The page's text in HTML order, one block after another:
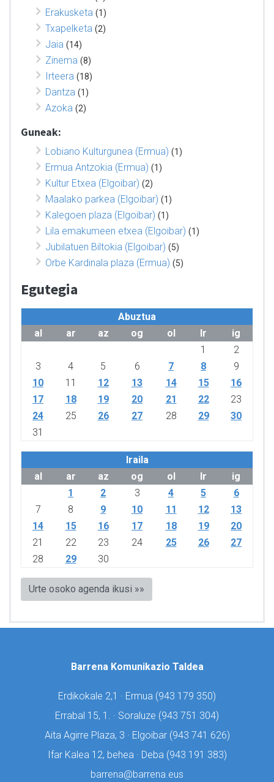
Erakusketa (1)
Txapelketa (2)
Jaia (14)
Zinema (8)
Irteera (18)
Dantza (1)
Azoka (2)
Guneak:
Lobiano Kulturgunea (Ermua) (1)
Ermua Antzokia (Ermua) (1)
Kultur Etxea (Elgoibar) (2)
Maalako parkea (Elgoibar) (1)
Kalegoen plaza (Elgoibar) (1)
Lila emakumeen etxea (Elgoibar) (1)
Jubilatuen Biltokia (Elgoibar) (5)
Orbe Kardinala plaza (Ermua) (5)
Egutegia
Abuztua
al
ar az og ol lr
ig
1
2
3
4 5 6 7 8
9
10
11 12 13 14 15
16
17
18 19 20 21 22
23
24
25 26 27 28 29
30
31
Iraila
al
ar az og ol lr
ig
1
2 3 4 5
6
7
8 9 10 11 12
13
14
15 16 17 18 19
20
21
22 23 24 25 26
27
28
29 30
Urte osoko agenda ikusi »»
Barrena Komunikazio Taldea
Erdikokale 2,1 · Ermua (943 179 350)
Errabal 15, 1. · Soraluze (943 751 304)
Aita Agirre Plaza, 3 · Elgoibar (943 741 626)
Ifar Kalea 12, behea · Deba (943 191 383)
barrena@barrena.eus